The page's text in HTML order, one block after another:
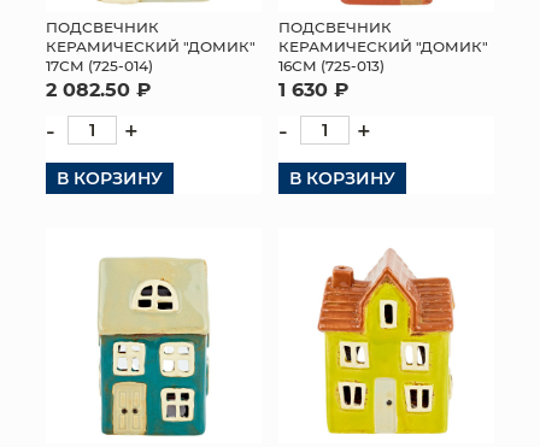
ПОДСВЕЧНИК
КЕРАМИЧЕСКИЙ "ДОМИК"
17СМ (725-014)
2 082.50 ₽
- +
В КОРЗИНУ
ПОДСВЕЧНИК
КЕРАМИЧЕСКИЙ "ДОМИК"
16СМ (725-013)
1 630 ₽
- +
В КОРЗИНУ